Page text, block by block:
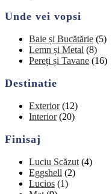
Unde vei vopsi
Baie și Bucătărie (5)
Lemn și Metal (8)
Pereți și Tavane (16)
Destinatie
Exterior (12)
Interior (20)
Finisaj
Luciu Scăzut (4)
Eggshell (2)
Lucios (1)